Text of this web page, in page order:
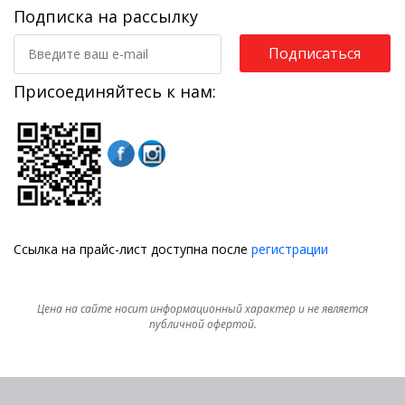
Подписка на рассылку
Подписаться
Присоединяйтесь к нам:
Ссылка на прайс-лист доступна после регистрации
Цена на сайте носит информационный характер и не является
публичной офертой.